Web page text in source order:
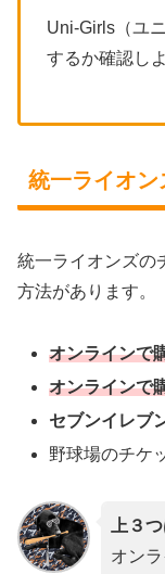
Uni-Girls（ユ
するか確認し
統一ライオ
統一ライオンズの
方法があります。
オンラインで
オンラインで
セブンイレブ
野球場のチケ
上３
オン